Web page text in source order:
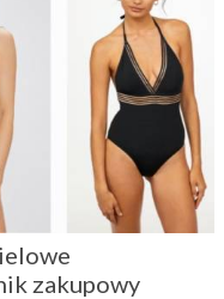
zakupowy